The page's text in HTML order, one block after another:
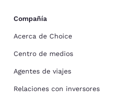
Compañía
Acerca de Choice
Centro de medios
Agentes de viajes
Relaciones con inversores